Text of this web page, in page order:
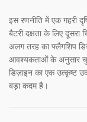
इस रणनीति में एक गहरी
बैटरी दक्षता के लिए
अलग तरह का फ्लैगशिप
आवश्यकताओं के अनुसार
डिज़ाइन का एक उत्कृष्ट
बड़ा कदम है।